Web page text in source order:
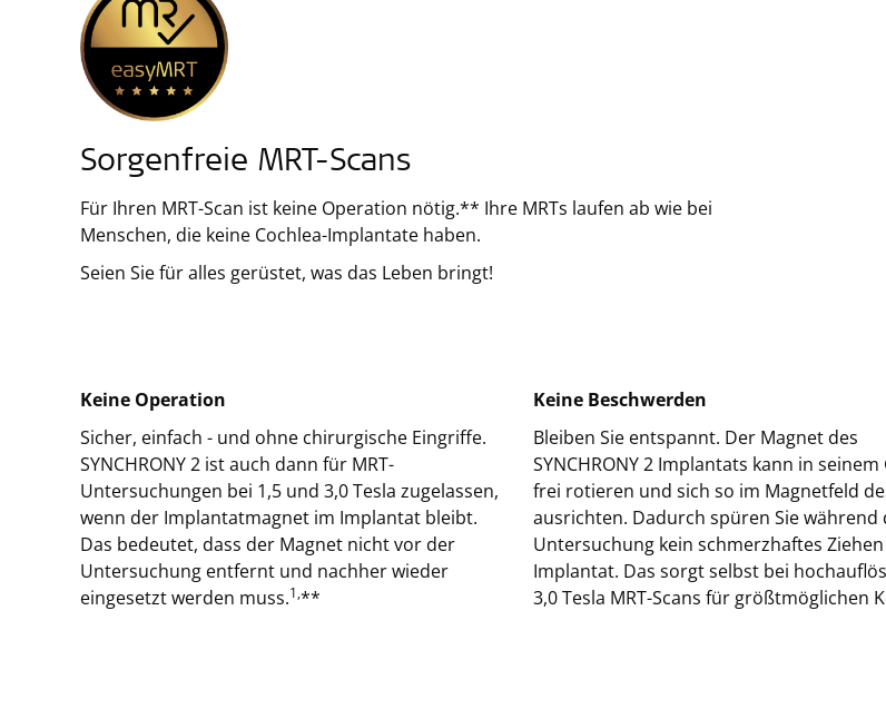
Sorgenfreie MRT-Scans
Für Ihren MRT-Scan ist keine Operation nötig.** Ihre MRTs laufen ab wie bei
Menschen, die keine Cochlea-Implantate haben.
Seien Sie für alles gerüstet, was das Leben bringt!
Keine Operation
Sicher, einfach - und ohne chirurgische Eingriffe.
SYNCHRONY 2 ist auch dann für MRT-
Untersuchungen bei 1,5 und 3,0 Tesla zugelassen,
wenn der Implantatmagnet im Implantat bleibt.
Das bedeutet, dass der Magnet nicht vor der
Untersuchung entfernt und nachher wieder
eingesetzt werden muss.1,**
Keine Beschwerden
Bleiben Sie entspannt. Der Magnet des
SYNCHRONY 2 Implantats kann in seinem
frei rotieren und sich so im Magnetfeld
ausrichten. Dadurch spüren Sie während
Untersuchung kein schmerzhaftes
Implantat. Das sorgt selbst bei
3,0 Tesla MRT-Scans für größtmöglichen